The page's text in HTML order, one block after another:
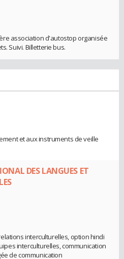
association d'autostop organisée
Suivi. Billetterie bus.
et aux instruments de veille
DES LANGUES ET
interculturelles, option hindi
interculturelles, communication
de communication